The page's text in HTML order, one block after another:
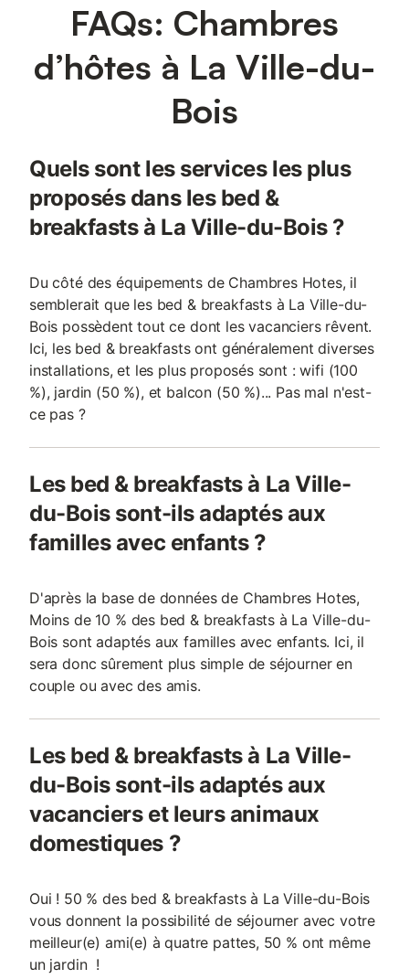
FAQs: Chambres
d’hôtes à La Ville-du-
Bois
Quels sont les services les plus
proposés dans les bed &
breakfasts à La Ville-du-Bois ?
Du côté des équipements de Chambres Hotes, il
semblerait que les bed & breakfasts à La Ville-du-
Bois possèdent tout ce dont les vacanciers rêvent.
Ici, les bed & breakfasts ont généralement diverses
installations, et les plus proposés sont : wifi (100
%), jardin (50 %), et balcon (50 %)... Pas mal n'est-
ce pas ?
Les bed & breakfasts à La Ville-
du-Bois sont-ils adaptés aux
familles avec enfants ?
D'après la base de données de Chambres Hotes,
Moins de 10 % des bed & breakfasts à La Ville-du-
Bois sont adaptés aux familles avec enfants. Ici, il
sera donc sûrement plus simple de séjourner en
couple ou avec des amis.
Les bed & breakfasts à La Ville-
du-Bois sont-ils adaptés aux
vacanciers et leurs animaux
domestiques ?
Oui ! 50 % des bed & breakfasts à La Ville-du-Bois
vous donnent la possibilité de séjourner avec votre
meilleur(e) ami(e) à quatre pattes, 50 % ont même
un jardin !